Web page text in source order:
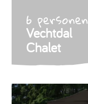
6 personen
Vechtdal
Chalet